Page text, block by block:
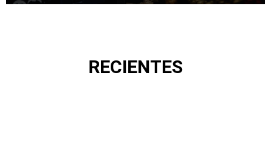
RECIENTES